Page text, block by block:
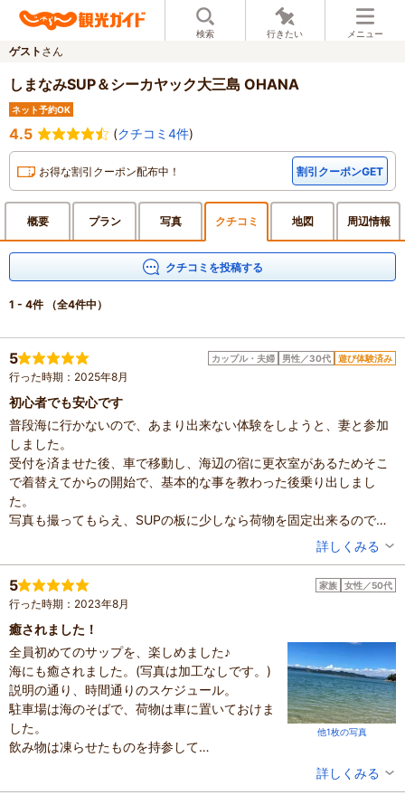
検索 行きたい メニュー
ゲスト さん
しまなみSUP＆シーカヤック大三島 OHANA
ネット予約OK
4.5 (クチコミ4件)
お得な割引クーポン配布中！ 割引クーポンGET
概要 プラン 写真 クチコミ 地図 周辺情報
クチコミを投稿する
1 - 4件 （全4件中）
5 カップル・夫婦 男性／30代 遊び体験済み
行った時期：2025年8月
初心者でも安心です
普段海に行かないので、あまり出来ない体験をしようと、妻と参加
しました。
受付を済ませた後、車で移動し、海辺の宿に更衣室があるためそこ
で着替えてからの開始で、基本的な事を教わった後乗り出しまし
た。
写真も撮ってもらえ、SUPの板に少しなら荷物を固定出来るので、
身軽に体験できます。(私は飲み物とサンダルだけ持って行きまし
1時間半程度ですが、少し離れた海岸に上陸したり、とても楽しかっ
たです。
滞在時間：1～2時間
投稿日：2025年8月25日
体験した高評価プラン
《SUP体験＝ガイド付き》～瀬戸内海・しまなみ海道～初
めての方でも大歓迎♪ ☆☆
９歳以上 5,500円～
※最新のプラン内容はクチコミ投稿時と異なる場合があります。
予約時は必ずプラン詳細をご確認ください。
詳しくみる
5 家族 女性／50代
行った時期：2023年8月
癒されました！
他1枚の写真
全員初めてのサップを、楽しめました♪
海にも癒されました。(写真は加工なしです。)
説明の通り、時間通りのスケジュール。
駐車場は海のそばで、荷物は車に置いておけま
した。
飲み物は凍らせたものを持参して
詳しくみる